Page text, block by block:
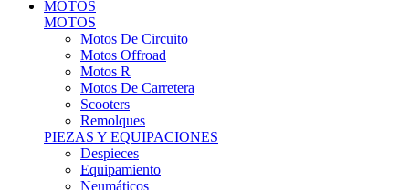
ASISTENCIA Y TALLER
Camiones
Autobuses
Furgonetas
Venta De Remolques
Alquiler De Remolques O Furgones
Carpas
Herramientas
ANUNCIOS DE COMPRA
Compra De Vehículos
Compra De Herramientas